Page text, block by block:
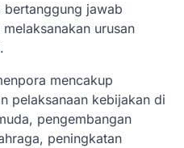
bertanggung jawab
urusan
mencakup
pelaksanaan kebijakan di
pengembangan
peningkatan